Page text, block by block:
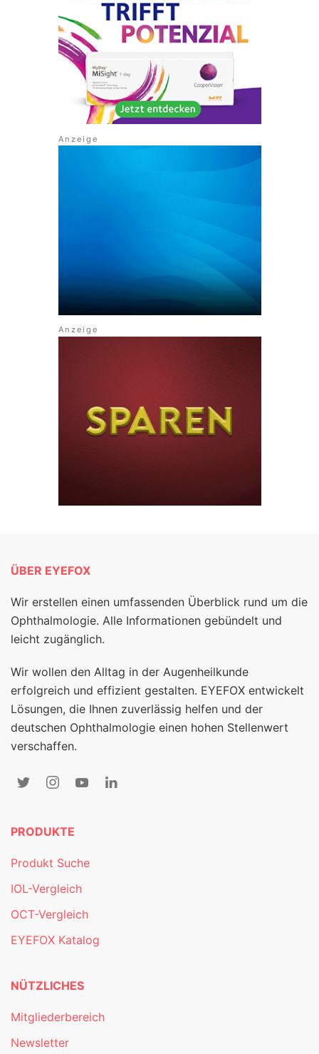
ÜBER EYEFOX
Wir erstellen einen umfassenden Überblick rund um die
Ophthalmologie. Alle Informationen gebündelt und
leicht zugänglich.
Wir wollen den Alltag in der Augenheilkunde
erfolgreich und effizient gestalten. EYEFOX entwickelt
Lösungen, die Ihnen zuverlässig helfen und der
deutschen Ophthalmologie einen hohen Stellenwert
verschaffen.
PRODUKTE
Produkt Suche
IOL-Vergleich
OCT-Vergleich
EYEFOX Katalog
NÜTZLICHES
Mitgliederbereich
Newsletter